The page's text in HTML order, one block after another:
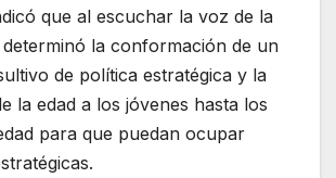
que al escuchar la voz de la
determinó la conformación de un
de política estratégica y la
la edad a los jóvenes hasta los
para que puedan ocupar